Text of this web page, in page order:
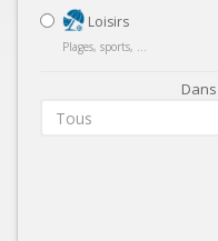
Loisirs
Plages, sports, ...
Tous